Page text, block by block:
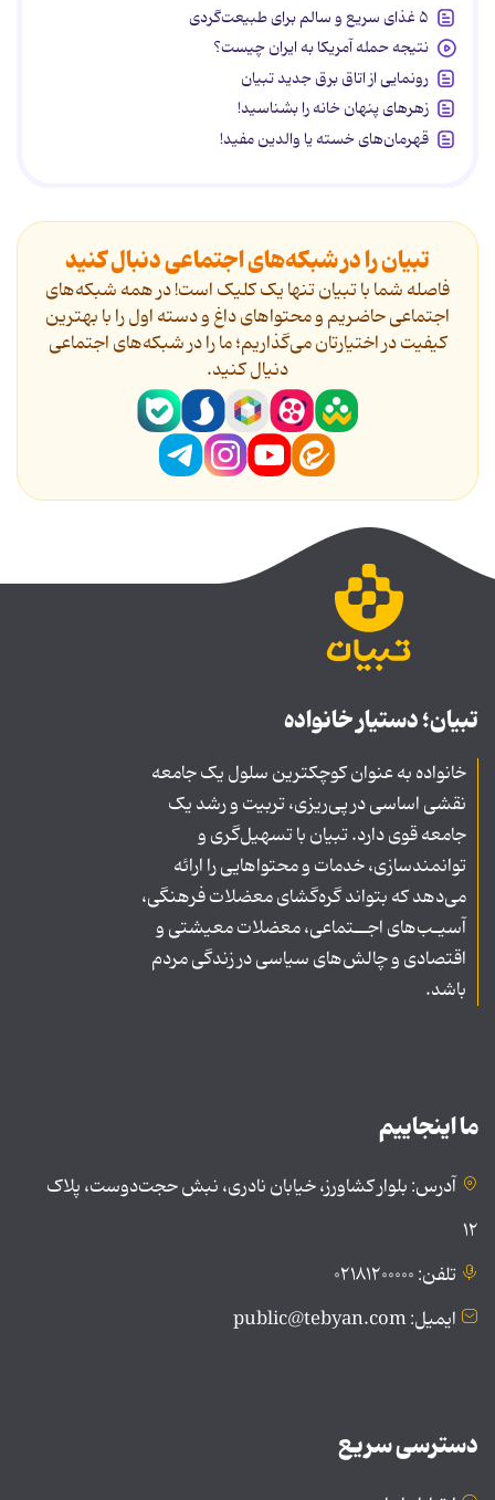
۵ غذای سریع و سالم برای طبیعت‌گردی
نتیجه حمله آمریکا به ایران چیست؟
رونمایی از اتاق برق جدید تبیان
زهرهای پنهان خانه را بشناسید!
قهرمان‌های خسته یا والدین مفید!
تبیان را در شبکه‌های اجتماعی دنبال کنید
فاصله شما با تبیان تنها یک کلیک است! در همه شبکه‌های
اجتماعی حاضریم و محتواهای داغ و دسته اول را با بهترین
کیفیت در اختیارتان می‌گذاریم؛ ما را در شبکه‌های اجتماعی
دنیال کنید.
تبیان؛ دستیار خانواده
خانواده به عنوان کوچکترین سلول یک جامعه
نقشی اساسی در پی‌ریزی، تربیت و رشد یک
جامعه قوی دارد. تبیان با تسهیل‌گری و
توانمندسازی، خدمات و محتواهایی را ارائه
می‌دهد که بتواند گره‌گشای معضلات فرهنگی،
آسیـب‌های اجــتماعی، معضلات معیشتی و
اقتصادی و چالش‌های سیاسی در زندگی مردم
باشد.
ما اینجاییم
آدرس: بلوار کشاورز، خیابان نادری، نبش حجت‌دوست، پلاک
۱۲
تلفن: ۰۲۱۸۱۲۰۰۰۰۰
ایمیل: public@tebyan.com
دسترسی سریع